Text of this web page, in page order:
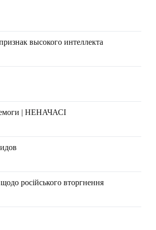
высокого интеллекта
| НЕНАЧАСІ
російського вторгнення